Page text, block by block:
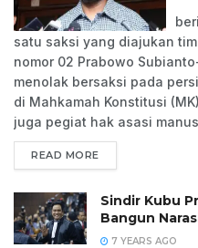
satu saksi yang diajukan
nomor 02 Prabowo
menolak bersaksi pada
di Mahkamah Konstitusi
juga pegiat hak asasi
READ MORE
Sindir Kubu
Bangun
7 YEARS AGO